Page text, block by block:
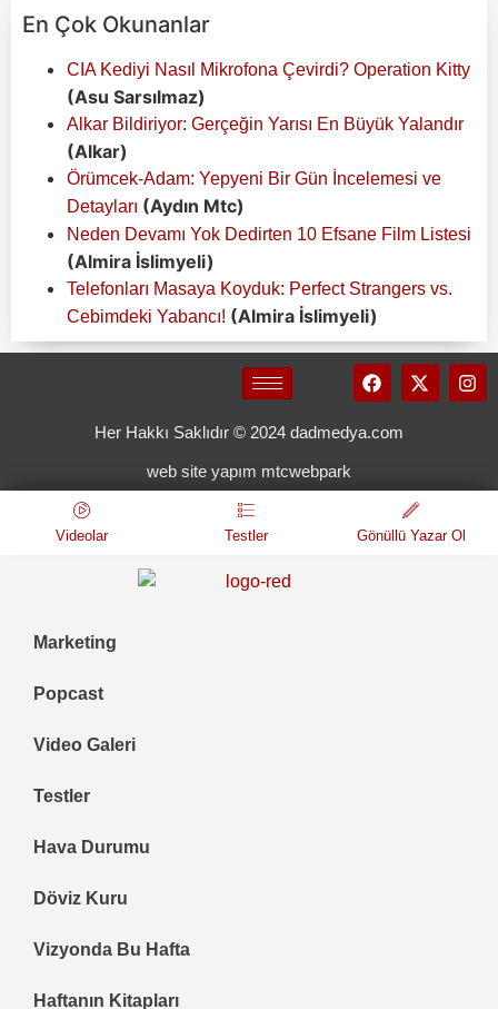
En Çok Okunanlar
CIA Kediyi Nasıl Mikrofona Çevirdi? Operation Kitty
(Asu Sarsılmaz)
Alkar Bildiriyor: Gerçeğin Yarısı En Büyük Yalandır
(Alkar)
Örümcek-Adam: Yepyeni Bir Gün İncelemesi ve
Detayları (Aydın Mtc)
Neden Devamı Yok Dedirten 10 Efsane Film Listesi
(Almira İslimyeli)
Telefonları Masaya Koyduk: Perfect Strangers vs.
Cebimdeki Yabancı! (Almira İslimyeli)
Her Hakkı Saklıdır © 2024 dadmedya.com
web site yapım mtcwebpark
Videolar Testler Gönüllü Yazar Ol
Marketing
Popcast
Video Galeri
Testler
Hava Durumu
Döviz Kuru
Vizyonda Bu Hafta
Haftanın Kitapları